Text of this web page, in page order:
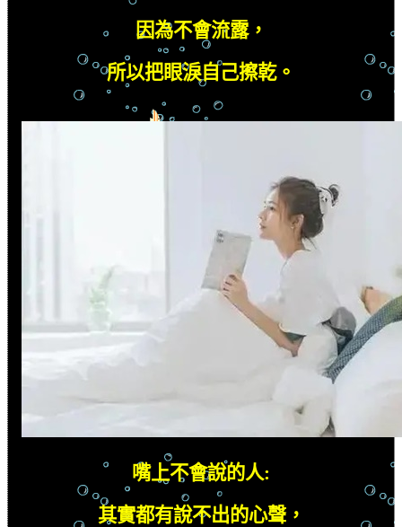
因為不會流露，
所以把眼淚自己擦乾。
嘴上不會說的人:
其實都有說不出的心聲，